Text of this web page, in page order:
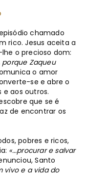
chamado
rico. Jesus aceita a
o precioso dom:
Zaqueu
o amor
se e abre o
e aos outros.
que se é
de encontrar os
pobres e ricos,
«...procurar e salvar
Santo
vivo e a vida do